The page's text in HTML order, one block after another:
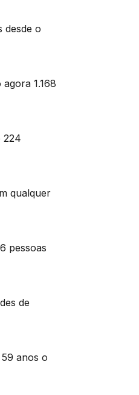
desde o
1.168
224
qualquer
pessoas
de
anos o